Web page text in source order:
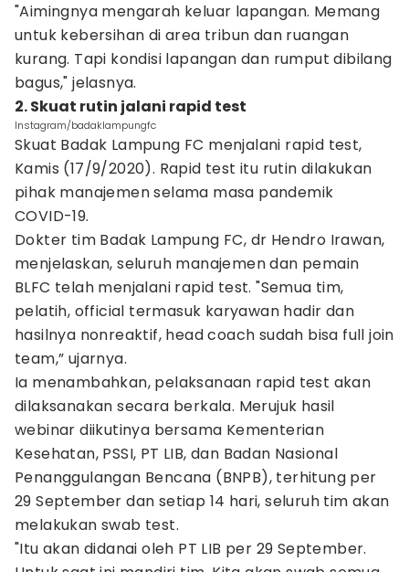
"Aimingnya mengarah keluar lapangan. Memang
untuk kebersihan di area tribun dan ruangan
kurang. Tapi kondisi lapangan dan rumput dibilang
bagus," jelasnya.
2. Skuat rutin jalani rapid test
Instagram/badaklampungfc
Skuat Badak Lampung FC menjalani rapid test,
Kamis (17/9/2020). Rapid test itu rutin dilakukan
pihak manajemen selama masa pandemik
COVID-19.
Dokter tim Badak Lampung FC, dr Hendro Irawan,
menjelaskan, seluruh manajemen dan pemain
BLFC telah menjalani rapid test. "Semua tim,
pelatih, official termasuk karyawan hadir dan
hasilnya nonreaktif, head coach sudah bisa full join
team,” ujarnya.
Ia menambahkan, pelaksanaan rapid test akan
dilaksanakan secara berkala. Merujuk hasil
webinar diikutinya bersama Kementerian
Kesehatan, PSSI, PT LIB, dan Badan Nasional
Penanggulangan Bencana (BNPB), terhitung per
29 September dan setiap 14 hari, seluruh tim akan
melakukan swab test.
"Itu akan didanai oleh PT LIB per 29 September.